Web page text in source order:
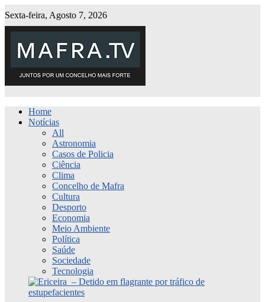
Sexta-feira, Agosto 7, 2026
Home
Notícias
All
Astronomia
Casos de Policia
Ciência
Clima
Concelho de Mafra
Cultura
Desporto
Economia
Meio Ambiente
Política
Saúde
Sociedade
Tecnologia